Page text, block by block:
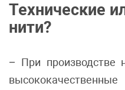
Технические
нити?
– При производстве